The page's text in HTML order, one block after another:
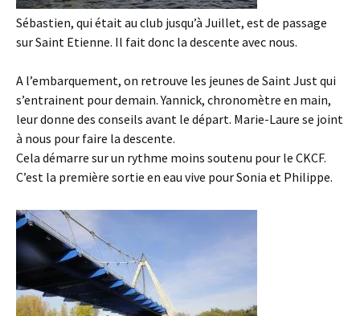
Sébastien, qui était au club jusqu’à Juillet, est de passage
sur Saint Etienne. Il fait donc la descente avec nous.
A l’embarquement, on retrouve les jeunes de Saint Just qui
s’entrainent pour demain. Yannick, chronomètre en main,
leur donne des conseils avant le départ. Marie-Laure se joint
à nous pour faire la descente.
Cela démarre sur un rythme moins soutenu pour le CKCF.
C’est la première sortie en eau vive pour Sonia et Philippe.